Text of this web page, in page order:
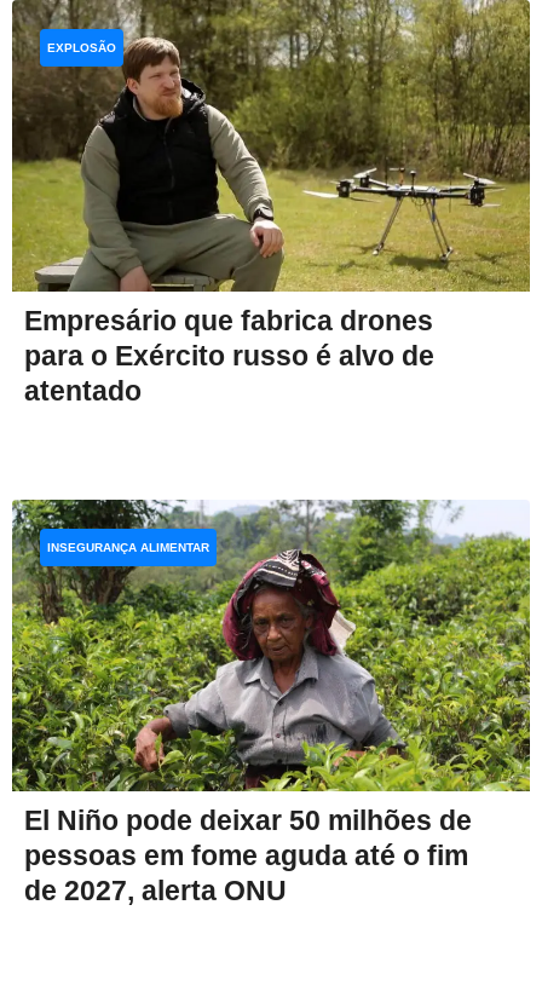
Empresário que fabrica drones
para o Exército russo é alvo de
atentado
EXPLOSÃO
El Niño pode deixar 50 milhões de
pessoas em fome aguda até o fim
de 2027, alerta ONU
INSEGURANÇA ALIMENTAR